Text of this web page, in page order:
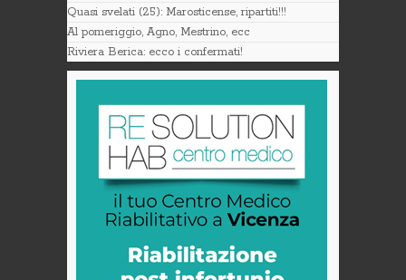
Quasi svelati (25): Marosticense, ripartiti!!!
Al pomeriggio, Agno, Mestrino, ecc
Riviera Berica: ecco i confermati!